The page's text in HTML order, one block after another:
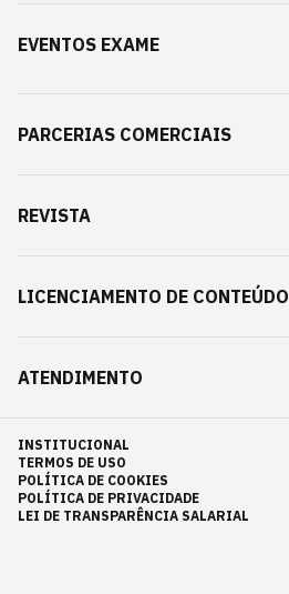
EVENTOS EXAME
PARCERIAS COMERCIAIS
REVISTA
LICENCIAMENTO DE CONTEÚDO
ATENDIMENTO
INSTITUCIONAL
TERMOS DE USO
POLÍTICA DE COOKIES
POLÍTICA DE PRIVACIDADE
LEI DE TRANSPARÊNCIA SALARIAL